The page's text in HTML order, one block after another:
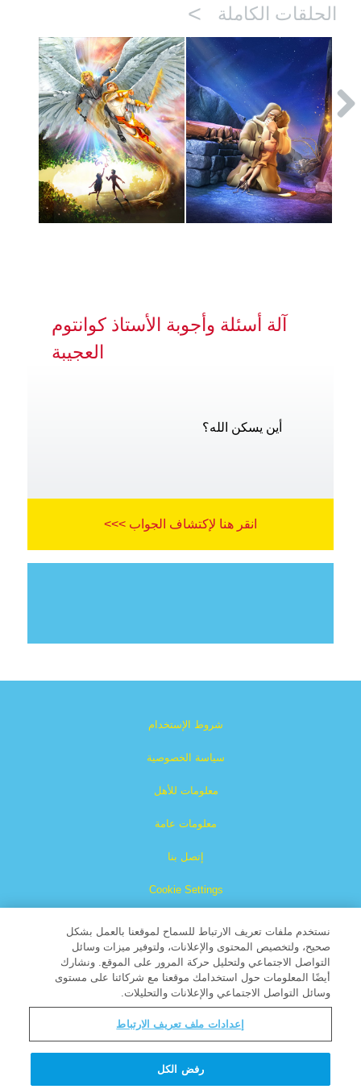
الحلقات الكاملة >
آلة أسئلة وأجوبة الأستاذ كوانتوم
العجيبة
أين يسكن الله؟
انقر هنا لإكتشاف الجواب >>>
شروط الإستخدام
سياسة الخصوصية
معلومات للأهل
معلومات عامة
إتصل بنا
Cookie Settings
الكتاب العظيم هو علامة تجارية مسجلة لشركة البث المسيحية
جميع الحقوق محفوظة.
About CBN
نستخدم ملفات تعريف الارتباط للسماح لموقعنا بالعمل بشكل
صحيح، ولتخصيص المحتوى والإعلانات، ولتوفير ميزات وسائل
التواصل الاجتماعي ولتحليل حركة المرور على الموقع. ونشارك
أيضًا المعلومات حول استخدامك موقعنا مع شركائنا على مستوى
وسائل التواصل الاجتماعي والإعلانات والتحليلات.
إعدادات ملف تعريف الارتباط
رفض الكل